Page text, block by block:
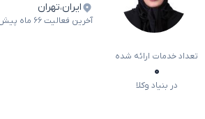
ایران،تهران
آخرین فعالیت ۶۶ ماه پیش
تعداد خدمات ارائه شده
۰
در بنیاد وکلا